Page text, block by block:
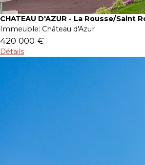
CHATEAU D'AZUR - La Rousse/Saint
Immeuble: Château d'Azur
420 000 €
Détails